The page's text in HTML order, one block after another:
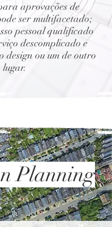
aprovações de
ser multifacetado;
pessoal qualificado
descomplicado e
design ou um de outro
lugar.
Planning